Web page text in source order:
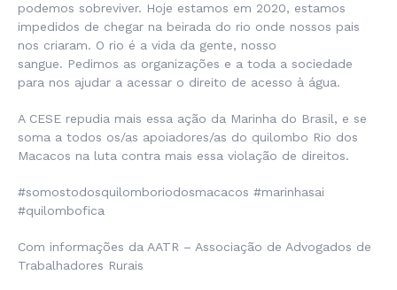
podemos sobreviver. Hoje estamos em 2020, estamos
impedidos de chegar na beirada do rio onde nossos pais
nos criaram. O rio é a vida da gente, nosso
sangue. Pedimos as organizações e a toda a sociedade
para nos ajudar a acessar o direito de acesso à água.
A CESE repudia mais essa ação da Marinha do Brasil, e se
soma a todos os/as apoiadores/as do quilombo Rio dos
Macacos na luta contra mais essa violação de direitos.
#somostodosquilomboriodosmacacos #marinhasai
#quilombofica
Com informações da AATR – Associação de Advogados de
Trabalhadores Rurais